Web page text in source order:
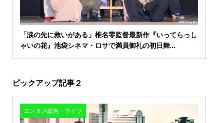
「涙の先に救いがある」椎名零監督最新作『いってらっし
ゃいの花』池袋シネマ・ロサで満員御礼の初日舞...
ピックアップ記事２
エンタメ総合・ライフ